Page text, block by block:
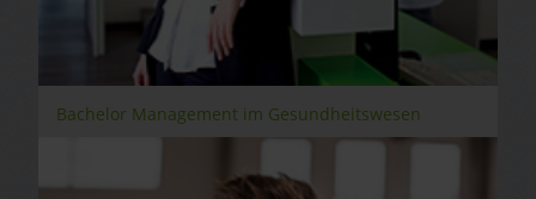
Bachelor Management im Gesundheitswesen